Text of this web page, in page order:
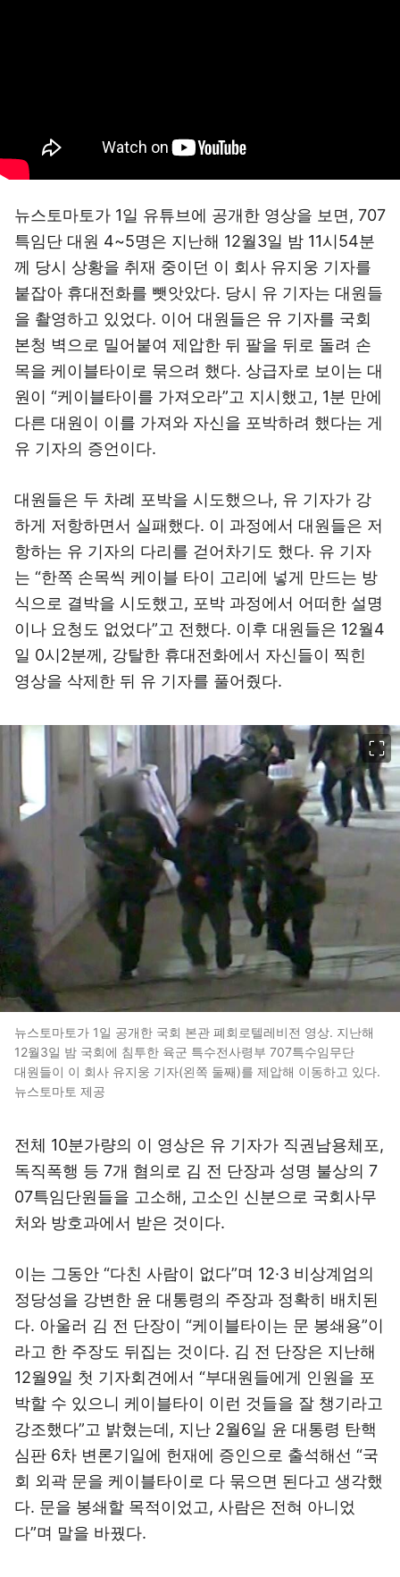
뉴스토마토가 1일 유튜브에 공개한 영상을 보면, 707
특임단 대원 4~5명은 지난해 12월3일 밤 11시54분
께 당시 상황을 취재 중이던 이 회사 유지웅 기자를
붙잡아 휴대전화를 뺏앗았다. 당시 유 기자는 대원들
을 촬영하고 있었다. 이어 대원들은 유 기자를 국회
본청 벽으로 밀어붙여 제압한 뒤 팔을 뒤로 돌려 손
목을 케이블타이로 묶으려 했다. 상급자로 보이는 대
원이 “케이블타이를 가져오라”고 지시했고, 1분 만에
다른 대원이 이를 가져와 자신을 포박하려 했다는 게
유 기자의 증언이다.
대원들은 두 차례 포박을 시도했으나, 유 기자가 강
하게 저항하면서 실패했다. 이 과정에서 대원들은 저
항하는 유 기자의 다리를 걷어차기도 했다. 유 기자
는 “한쪽 손목씩 케이블 타이 고리에 넣게 만드는 방
식으로 결박을 시도했고, 포박 과정에서 어떠한 설명
이나 요청도 없었다”고 전했다. 이후 대원들은 12월4
일 0시2분께, 강탈한 휴대전화에서 자신들이 찍힌
영상을 삭제한 뒤 유 기자를 풀어줬다.
뉴스토마토가 1일 공개한 국회 본관 폐회로텔레비전 영상. 지난해
12월3일 밤 국회에 침투한 육군 특수전사령부 707특수임무단
대원들이 이 회사 유지웅 기자(왼쪽 둘째)를 제압해 이동하고 있다.
뉴스토마토 제공
전체 10분가량의 이 영상은 유 기자가 직권남용체포,
독직폭행 등 7개 혐의로 김 전 단장과 성명 불상의 7
07특임단원들을 고소해, 고소인 신분으로 국회사무
처와 방호과에서 받은 것이다.
이는 그동안 “다친 사람이 없다”며 12·3 비상계엄의
정당성을 강변한 윤 대통령의 주장과 정확히 배치된
다. 아울러 김 전 단장이 “케이블타이는 문 봉쇄용”이
라고 한 주장도 뒤집는 것이다. 김 전 단장은 지난해
12월9일 첫 기자회견에서 “부대원들에게 인원을 포
박할 수 있으니 케이블타이 이런 것들을 잘 챙기라고
강조했다”고 밝혔는데, 지난 2월6일 윤 대통령 탄핵
심판 6차 변론기일에 헌재에 증인으로 출석해선 “국
회 외곽 문을 케이블타이로 다 묶으면 된다고 생각했
다. 문을 봉쇄할 목적이었고, 사람은 전혀 아니었
다”며 말을 바꿨다.